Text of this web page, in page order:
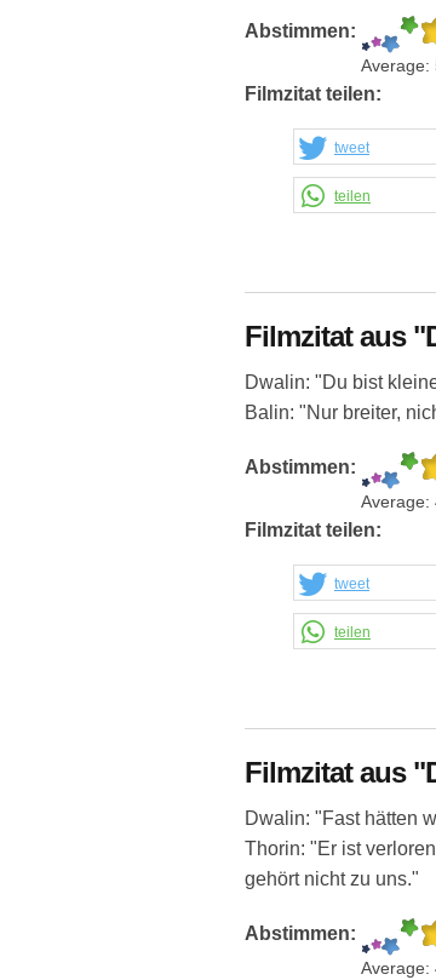
Abstimmen:
Average:
Filmzitat teilen:
tweet
teilen
Filmzitat aus
Dwalin: "Du bist
Balin: "Nur breiter,
Abstimmen:
Average:
Filmzitat teilen:
tweet
teilen
Filmzitat aus
Dwalin: "Fast hätten
Thorin: "Er ist
gehört nicht zu uns."
Abstimmen:
Average: